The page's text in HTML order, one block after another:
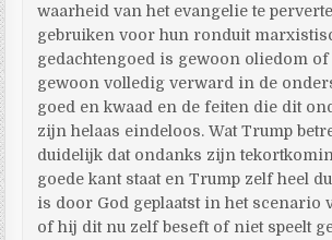
waarheid van het evangelie te
gebruiken voor hun ronduit
gedachtengoed is gewoon oliedom
gewoon volledig verward in de
goed en kwaad en de feiten die dit
zijn helaas eindeloos. Wat Trump
duidelijk dat ondanks zijn
goede kant staat en Trump zelf heel
is door God geplaatst in het scenario
of hij dit nu zelf beseft of niet speelt